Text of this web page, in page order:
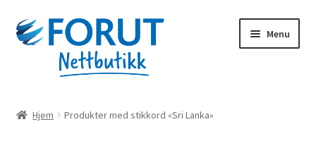
Skip
to
navigation
Skip
to
Menu
Hjem Produkter med stikkord «Sri Lanka»